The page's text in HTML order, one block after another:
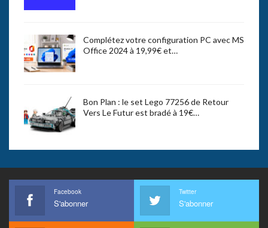
Complétez votre configuration PC avec MS
Office 2024 à 19,99€ et…
Bon Plan : le set Lego 77256 de Retour
Vers Le Futur est bradé à 19€…
Facebook
S'abonner
Twitter
S'abonner